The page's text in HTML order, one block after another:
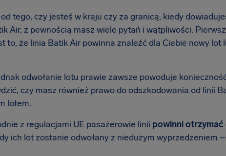
tego, czy jesteś w kraju czy za granicą, kiedy
Air, z pewnością masz wiele pytań i wątpliwości.
to, że linia Batik Air powinna znaleźć dla Ciebie nowy lot
odwołanie lotu prawie zawsze powoduje
czy masz również prawo do odszkodowania od linii
lotem.
z regulacjami UE pasażerowie linii powinni
ich lot zostanie odwołany z niedużym wyprzedzeniem